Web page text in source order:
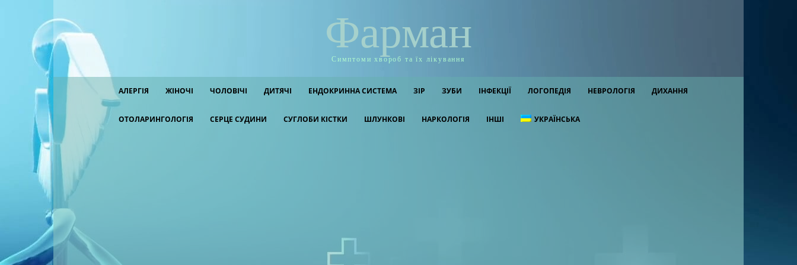
Фарман
Симптоми хвороб та їх лікування
АЛЕРГІЯ ЖІНОЧІ ЧОЛОВІЧІ ДИТЯЧІ ЕНДОКРИННА СИСТЕМА ЗІР ЗУБИ ІНФЕКЦІЇ ЛОГОПЕДІЯ НЕВРОЛОГІЯ ДИХАННЯ
ОТОЛАРИНГОЛОГІЯ СЕРЦЕ СУДИНИ СУГЛОБИ КІСТКИ ШЛУНКОВІ НАРКОЛОГІЯ ІНШІ УКРАЇНСЬКА